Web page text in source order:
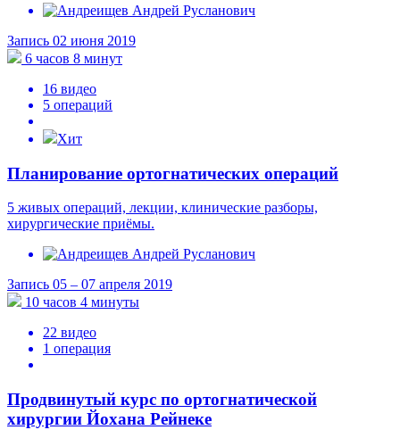
Запись 02 июня 2019
6 часов 8 минут
16 видео
5 операций
Хит
Планирование ортогнатических операций
5 живых операций, лекции, клинические разборы,
хирургические приёмы.
Запись 05 – 07 апреля 2019
10 часов 4 минуты
22 видео
1 операция
Продвинутый курс по ортогнатической
хирургии Йохана Рейнеке